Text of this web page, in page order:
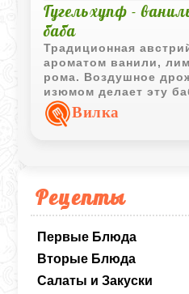
Рецепты
Первые Блюда
Вторые Блюда
Салаты и Закуски
Гугельхупф -
баба
Традиционная
ароматом ванили,
рома. Воздушное
изюмом делает эту
дополнением к
Вилка